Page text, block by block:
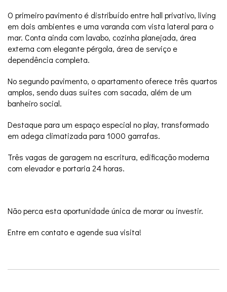
O primeiro pavimento é distribuído entre hall privativo, living
em dois ambientes e uma varanda com vista lateral para o
mar. Conta ainda com lavabo, cozinha planejada, área
externa com elegante pérgola, área de serviço e
dependência completa.
No segundo pavimento, o apartamento oferece três quartos
amplos, sendo duas suítes com sacada, além de um
banheiro social.
Destaque para um espaço especial no play, transformado
em adega climatizada para 1000 garrafas.
Três vagas de garagem na escritura, edificação moderna
com elevador e portaria 24 horas.
Não perca esta oportunidade única de morar ou investir.
Entre em contato e agende sua visita!